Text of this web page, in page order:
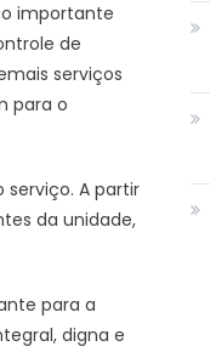
importante
de
serviços
para o
A partir
da unidade,
para a
digna e